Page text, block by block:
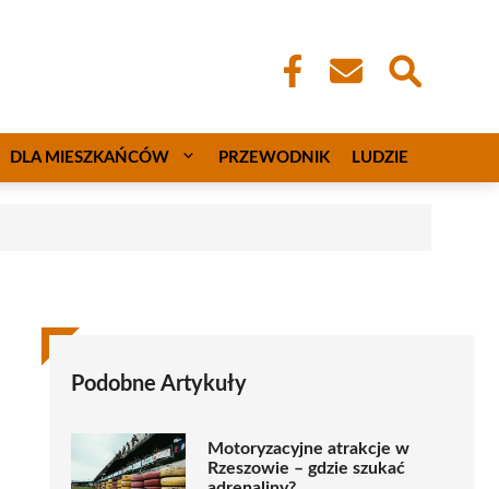
DLA MIESZKAŃCÓW PRZEWODNIK LUDZIE
Podobne Artykuły
Motoryzacyjne atrakcje w
Rzeszowie – gdzie szukać